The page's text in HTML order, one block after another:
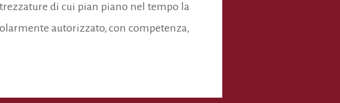
di cui pian piano nel tempo la
autorizzato, con competenza,